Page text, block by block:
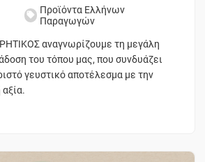
Προϊόντα Ελλήνων
Παραγωγών
αναγνωρίζουμε τη μεγάλη
του τόπου μας, που συνδυάζει
γευστικό αποτέλεσμα με την